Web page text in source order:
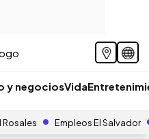
y negociosVida
Empleos El Salvador